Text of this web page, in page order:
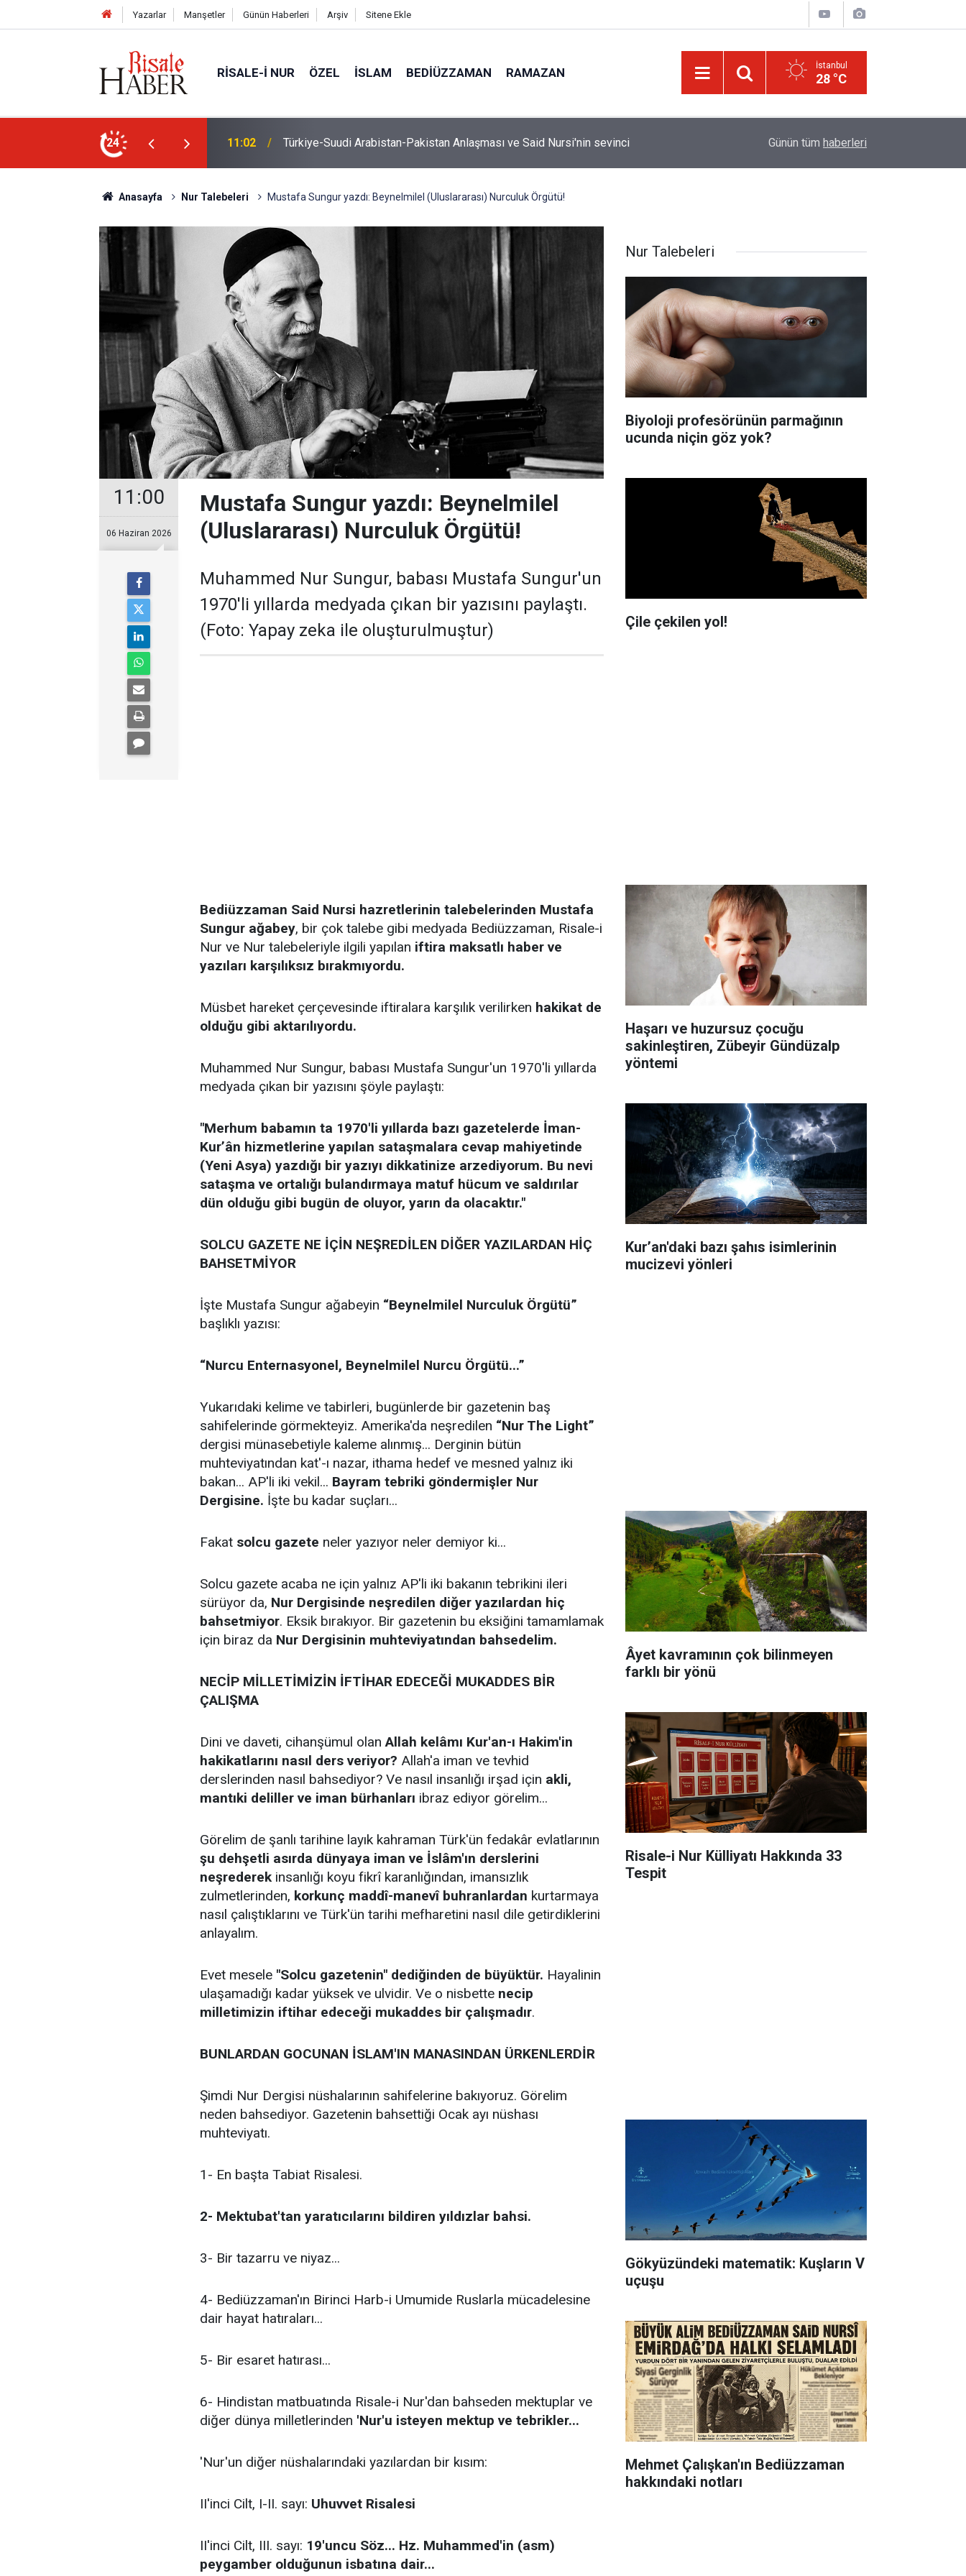
Yazarlar Manşetler Günün Haberleri Arşiv Sitene Ekle
RISALE-I NUR ÖZEL İSLAM BEDIÜZZAMAN RAMAZAN İstanbul
28 °C
24
Anlaşması ve Said Nursi'nin sevinci 10:22 İmamdan, hutbe sırasında telefonla oynayan cemaate tepki: Aşağı ineceğim! Güneş'ten 30 kat büyük dev bir yıldızın ölümü
Günün tüm haberleri
Anasayfa Nur Talebeleri Mustafa Sungur yazdı: Beynelmilel (Uluslararası) Nurculuk Örgütü!
11:00
06 Haziran 2026
Mustafa Sungur yazdı: Beynelmilel
(Uluslararası) Nurculuk Örgütü!
Muhammed Nur Sungur, babası Mustafa Sungur'un
1970'li yıllarda medyada çıkan bir yazısını paylaştı.
(Foto: Yapay zeka ile oluşturulmuştur)
Bediüzzaman Said Nursi hazretlerinin talebelerinden Mustafa
Sungur ağabey, bir çok talebe gibi medyada Bediüzzaman, Risale-i
Nur ve Nur talebeleriyle ilgili yapılan iftira maksatlı haber ve
yazıları karşılıksız bırakmıyordu.
Müsbet hareket çerçevesinde iftiralara karşılık verilirken hakikat de
olduğu gibi aktarılıyordu.
Muhammed Nur Sungur, babası Mustafa Sungur'un 1970'li yıllarda
medyada çıkan bir yazısını şöyle paylaştı:
"Merhum babamın ta 1970'li yıllarda bazı gazetelerde İman-
Kur’ân hizmetlerine yapılan sataşmalara cevap mahiyetinde
(Yeni Asya) yazdığı bir yazıyı dikkatinize arzediyorum. Bu nevi
sataşma ve ortalığı bulandırmaya matuf hücum ve saldırılar
dün olduğu gibi bugün de oluyor, yarın da olacaktır."
SOLCU GAZETE NE İÇİN NEŞREDİLEN DİĞER YAZILARDAN HİÇ
BAHSETMİYOR
İşte Mustafa Sungur ağabeyin “Beynelmilel Nurculuk Örgütü”
başlıklı yazısı:
“Nurcu Enternasyonel, Beynelmilel Nurcu Örgütü...”
Yukarıdaki kelime ve tabirleri, bugünlerde bir gazetenin baş
sahifelerinde görmekteyiz. Amerika'da neşredilen “Nur The Light”
dergisi münasebetiyle kaleme alınmış... Derginin bütün
muhteviyatından kat'-ı nazar, ithama hedef ve mesned yalnız iki
bakan... AP'li iki vekil... Bayram tebriki göndermişler Nur
Dergisine. İşte bu kadar suçları...
Fakat solcu gazete neler yazıyor neler demiyor ki...
Solcu gazete acaba ne için yalnız AP'li iki bakanın tebrikini ileri
sürüyor da, Nur Dergisinde neşredilen diğer yazılardan hiç
bahsetmiyor. Eksik bırakıyor. Bir gazetenin bu eksiğini tamamlamak
için biraz da Nur Dergisinin muhteviyatından bahsedelim.
NECİP MİLLETİMİZİN İFTİHAR EDECEĞİ MUKADDES BİR
ÇALIŞMA
Dini ve daveti, cihanşümul olanAllah kelâmı Kur'an-ı Hakim'in
hakikatlarını nasıl ders veriyor? Allah'a iman ve tevhid
derslerinden nasıl bahsediyor? Ve nasıl insanlığı irşad için akli,
mantıki deliller ve iman bürhanları ibraz ediyor görelim...
Görelim de şanlı tarihine layık kahraman Türk'ün fedakâr evlatlarının
şu dehşetli asırda dünyaya iman ve İslâm'ın derslerini
neşrederekinsanlığı koyu fikrî karanlığından, imansızlık
zulmetlerinden, korkunç maddî-manevî buhranlardan kurtarmaya
nasıl çalıştıklarını ve Türk'ün tarihi mefharetini nasıl dile getirdiklerini
anlayalım.
Evet mesele "Solcu gazetenin" dediğinden de büyüktür. Hayalinin
ulaşamadığı kadar yüksek ve ulvidir. Ve o nisbette necip
milletimizin iftihar edeceği mukaddes bir çalışmadır.
BUNLARDAN GOCUNAN İSLAM'IN MANASINDAN ÜRKENLERDİR
Şimdi Nur Dergisi nüshalarının sahifelerine bakıyoruz. Görelim
neden bahsediyor. Gazetenin bahsettiği Ocak ayı nüshası
muhteviyatı.
1- En başta Tabiat Risalesi.
2- Mektubat'tan yaratıcılarını bildiren yıldızlar bahsi.
3- Bir tazarru ve niyaz...
4- Bediüzzaman'ın Birinci Harb-i Umumide Ruslarla mücadelesine
dair hayat hatıraları...
5- Bir esaret hatırası...
6- Hindistan matbuatında Risale-i Nur'dan bahseden mektuplar ve
diğer dünya milletlerinden 'Nur'u isteyen mektup ve tebrikler...
'Nur'un diğer nüshalarındaki yazılardan bir kısım:
II'inci Cilt, I-II. sayı: Uhuvvet Risalesi
II'inci Cilt, III. sayı: 19'uncu Söz... Hz. Muhammed'in (asm)
peygamber olduğunun isbatına dair...
Nur Talebeleri
Biyoloji profesörünün parmağının
ucunda niçin göz yok?
Çile çekilen yol!
Haşarı ve huzursuz çocuğu
sakinleştiren, Zübeyir Gündüzalp
yöntemi
Kur’an'daki bazı şahıs isimlerinin
mucizevi yönleri
Âyet kavramının çok bilinmeyen
farklı bir yönü
Risale-i Nur Külliyatı Hakkında 33
Tespit
Gökyüzündeki matematik: Kuşların V
uçuşu
Mehmet Çalışkan'ın Bediüzzaman
hakkındaki notları